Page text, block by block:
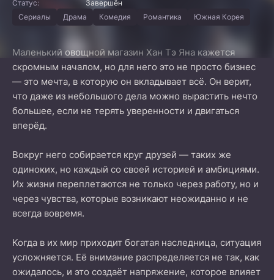
Статус:
Завершён
Сериалы
Драма Комедия Романтика Южная Корея
Маленький овощной магазин Хан Тэ Яна кажется
скромным началом, но для него это не просто бизнес
— это мечта, в которую он вкладывает всё. Он верит,
что даже из небольшого дела можно вырастить нечто
большее, если не терять уверенности и двигаться
вперёд.
Вокруг него собирается круг друзей — таких же
одиноких, но каждый со своей историей и амбициями.
Их жизни переплетаются не только через работу, но и
через чувства, которые возникают неожиданно и не
всегда вовремя.
Когда в их мир приходит богатая наследница, ситуация
усложняется. Её внимание распределяется не так, как
ожидалось, и это создаёт напряжение, которое влияет